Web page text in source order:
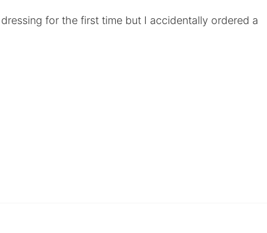
for the first time but I accidentally ordered a